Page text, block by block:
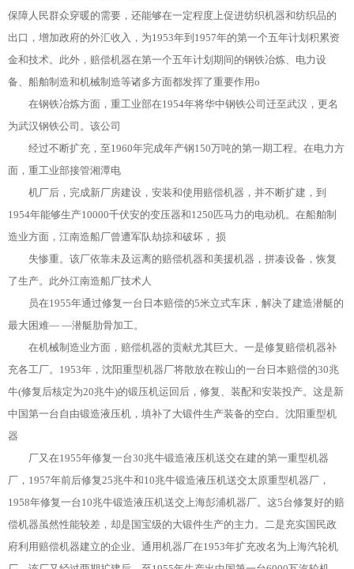
保障人民群众穿暖的需要，还能够在一定程度上促进纺织机器和纺织品的
出口，增加政府的外汇收入，为1953年到1957年的第一个五年计划积累资
金和技术。此外，赔偿机器在第一个五年计划期间的钢铁冶炼、电力设
备、船舶制造和机械制造等诸多方面都发挥了重要作用o
在钢铁冶炼方面，重工业部在1954年将华中钢铁公司迁至武汉，更名
为武汉钢铁公司。该公司
经过不断扩充，至1960年完成年产钢150万吨的第一期工程。在电力方
面，重工业部接管湘潭电
机厂后，完成新厂房建设，安装和使用赔偿机器，并不断扩建，到
1954年能够生产10000千伏安的变压器和1250匹马力的电动机。在船舶制
造业方面，江南造船厂曾遭军队劫掠和破坏， 损
失惨重。该厂依靠未及运离的赔偿机器和美援机器，拼凑设备，恢复
了生产。此外江南造船厂技术人
员在1955年通过修复一台日本赔偿的5米立式车床，解决了建造潜艇的
最大困难— —潜艇肋骨加工。
在机械制造业方面，赔偿机器的贡献尤其巨大。一是修复赔偿机器补
充各工厂。1953年，沈阳重型机器厂将散放在鞍山的一台日本赔偿的30兆
牛(修复后核定为20兆牛)的锻压机运回后，修复、装配和安装投产。这是新
中国第一台自由锻造液压机，填补了大锻件生产装备的空白。沈阳重型机
器
厂又在1955年修复一台30兆牛锻造液压机送交在建的第一重型机器
厂，1957年前后修复25兆牛和10兆牛锻造液压机送交太原重型机器厂，
1958年修复一台10兆牛锻造液压机送交上海彭浦机器厂。这5台修复好的赔
偿机器虽然性能较差，却是国宝级的大锻件生产的主力。二是充实国民政
府利用赔偿机器建立的企业。通用机器厂在1953年扩充改名为上海汽轮机